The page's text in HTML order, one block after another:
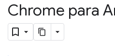
Chrome para